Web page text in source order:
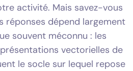
activité. Mais savez-vous
réponses dépend largement
souvent méconnu : les
vectorielles de
le socle sur lequel repose